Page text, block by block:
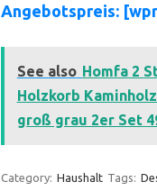
Angebotspreis:
See also Homfa 2
Holzkorb
groß grau 2er Set
Category: Haushalt Tags: